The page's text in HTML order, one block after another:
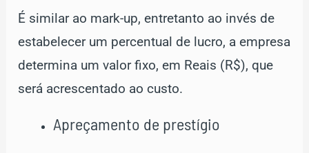
É similar ao mark-up, entretanto ao invés de
estabelecer um percentual de lucro, a empresa
determina um valor fixo, em Reais (R$), que
será acrescentado ao custo.
Apreçamento de prestígio